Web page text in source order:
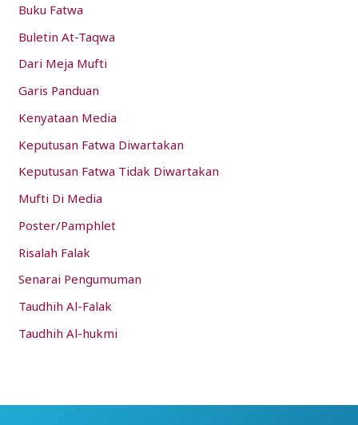
r
:
Buku Fatwa
Buletin At-Taqwa
Dari Meja Mufti
Garis Panduan
Kenyataan Media
Keputusan Fatwa Diwartakan
Keputusan Fatwa Tidak Diwartakan
Mufti Di Media
Poster/Pamphlet
Risalah Falak
Senarai Pengumuman
Taudhih Al-Falak
Taudhih Al-hukmi